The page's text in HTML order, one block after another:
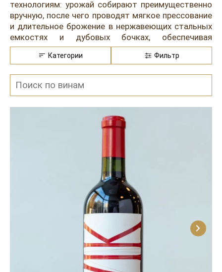
Пиво
технологиям: урожай собирают преимущественно
вручную, после чего проводят мягкое прессование
и длительное брожение в нержавеющих стальных
емкостях и дубовых бочках, обеспечивая
насыщенность и гармонию вкуса.
сложным вкусом и ярким ароматом. Красные
нотами черных ягод, сливы, специй, шоколада и
дымка дуба. Их букет гармонично сбалансирован,
с округлыми танинами, плотной текстурой и
обладают утонченной свежестью,
минеральностью и выраженной фруктовой
палитрой с оттенками цитрусовых, зеленых яблок,
абрикоса и легкими цветочными нотами. Общим
признаком вин Качапоаль является их
элегантность и выразительность, которые
делают их прекрасным дополнением к
традиционным блюдам чилийской и
международной кухни. Лучше всего заказать к ним
такие блюда из нашего меню, как салат с уткой
кацу, Цезарь с цыпленком и грибами, спагетти
Категории Фильтр